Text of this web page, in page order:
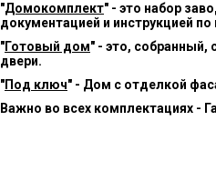
"Домокомплект" - это набор
документацией и инструкцией
"Готовый дом" - это, собранный,
двери.
"Под ключ" - Дом с отделкой
Важно во всех комплектациях -